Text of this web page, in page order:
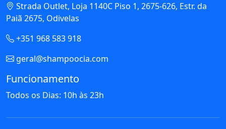
Strada Outlet, Loja 1140C Piso 1, 2675-626, Estr. da
Paiã 2675, Odivelas
+351 968 583 918
geral@shampoocia.com
Funcionamento
Todos os Dias: 10h às 23h